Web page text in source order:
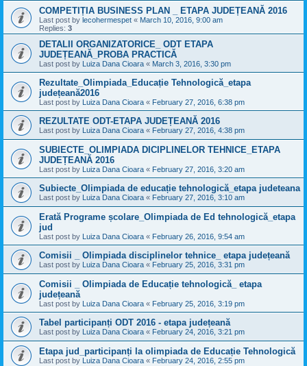
COMPETIȚIA BUSINESS PLAN _ ETAPA JUDEȚEANĂ 2016
Last post by lecohermespet « March 10, 2016, 9:00 am
Replies: 3
DETALII ORGANIZATORICE_ ODT ETAPA
JUDEȚEANĂ_PROBA PRACTICĂ
Last post by Luiza Dana Cioara « March 3, 2016, 3:30 pm
Rezultate_Olimpiada_Educație Tehnologică_etapa
județeană2016
Last post by Luiza Dana Cioara « February 27, 2016, 6:38 pm
REZULTATE ODT-ETAPA JUDEȚEANĂ 2016
Last post by Luiza Dana Cioara « February 27, 2016, 4:38 pm
SUBIECTE_OLIMPIADA DICIPLINELOR TEHNICE_ETAPA
JUDEȚEANĂ 2016
Last post by Luiza Dana Cioara « February 27, 2016, 3:20 am
Subiecte_Olimpiada de educație tehnologică_etapa judeteana
Last post by Luiza Dana Cioara « February 27, 2016, 3:10 am
Erată Programe școlare_Olimpiada de Ed tehnologică_etapa
jud
Last post by Luiza Dana Cioara « February 26, 2016, 9:54 am
Comisii _ Olimpiada disciplinelor tehnice_ etapa județeană
Last post by Luiza Dana Cioara « February 25, 2016, 3:31 pm
Comisii _ Olimpiada de Educație tehnologică_ etapa
județeană
Last post by Luiza Dana Cioara « February 25, 2016, 3:19 pm
Tabel participanți ODT 2016 - etapa județeană
Last post by Luiza Dana Cioara « February 24, 2016, 3:21 pm
Etapa jud_participanți la olimpiada de Educație Tehnologică
Last post by Luiza Dana Cioara « February 24, 2016, 2:55 pm